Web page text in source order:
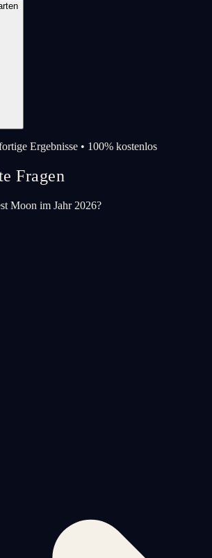
Ergebnisse • 100% kostenlos
Fragen
Moon im Jahr 2026?